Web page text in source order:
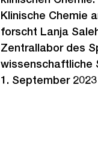
Klinische Chemie
forscht Lanja
Zentrallabor des
wissenschaftliche
1. September